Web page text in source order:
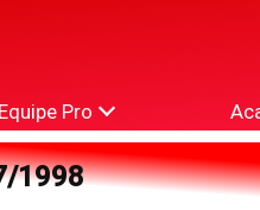
Equipe Pro
1998